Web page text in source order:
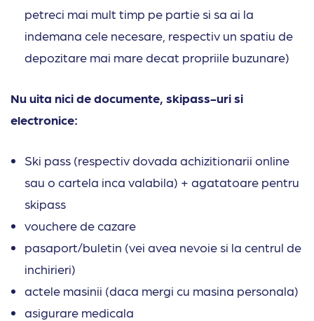
petreci mai mult timp pe partie si sa ai la
indemana cele necesare, respectiv un spatiu de
depozitare mai mare decat propriile buzunare)
Nu uita nici de documente, skipass-uri si
electronice:
Ski pass (respectiv dovada achizitionarii online
sau o cartela inca valabila) + agatatoare pentru
skipass
vouchere de cazare
pasaport/buletin (vei avea nevoie si la centrul de
inchirieri)
actele masinii (daca mergi cu masina personala)
asigurare medicala